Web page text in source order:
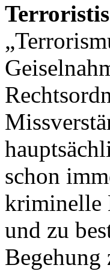
schon
kriminelle
und zu
Begehung